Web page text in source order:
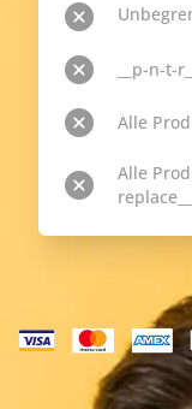
__p-n-
Alle
Alle
replace__